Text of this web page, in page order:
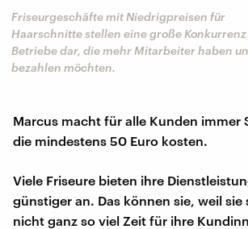
Friseurgeschäfte mit Niedrigpreisen für
Haarschnitte stellen eine große
Betriebe dar, die mehr Mitarbeiter haben
bezahlen möchten.
Marcus macht für alle Kunden immer
die mindestens 50 Euro kosten.
Viele Friseure bieten ihre
günstiger an. Das können sie, weil sie
nicht ganz so viel Zeit für ihre